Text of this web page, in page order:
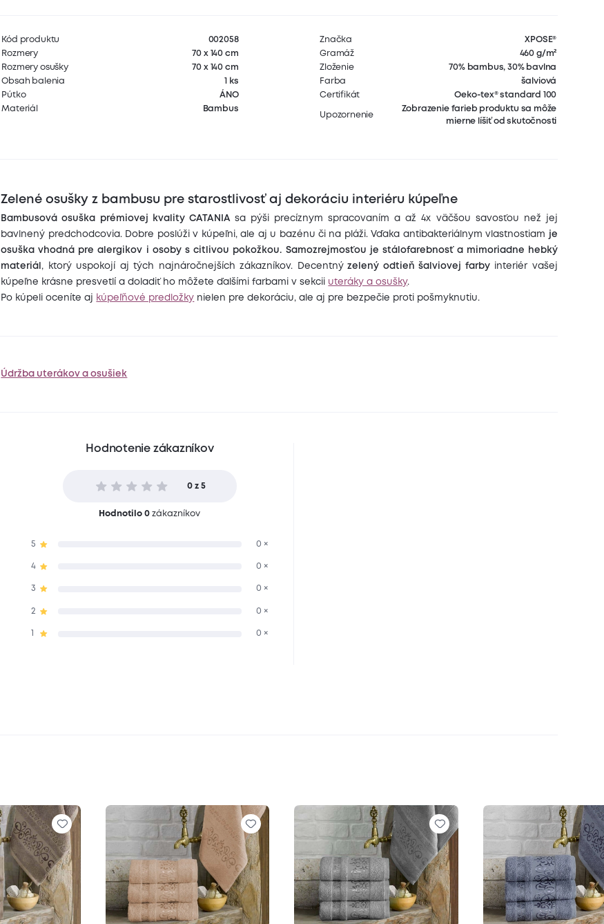
Kód produktu
002058
Rozmery
70 x 140 cm
Rozmery osušky
70 x 140 cm
Obsah balenia
1 ks
Pútko
ÁNO
Materiál
Bambus
Značka
XPOSE®
Gramáž
460 g/m²
Zloženie
70% bambus, 30% bavlna
Farba
šalviová
Certifikát
Oeko-tex® standard 100
Upozornenie
Zobrazenie farieb produktu sa môže
mierne líšiť od skutočnosti
Zelené osušky z bambusu pre starostlivosť aj dekoráciu interiéru kúpeľne
Bambusová osuška prémiovej kvality CATANIA sa pýši precíznym spracovaním a až 4x väčšou savosťou než jej
bavlnený predchodcovia. Dobre poslúži v kúpeľni, ale aj u bazénu či na pláži. Vďaka antibakteriálnym vlastnostiam je
osuška vhodná pre alergikov i osoby s citlivou pokožkou. Samozrejmosťou je stálofarebnosť a mimoriadne hebký
materiál , ktorý uspokojí aj tých najnáročnejších zákazníkov. Decentnýzelený odtieň šalviovej farbyinteriér vašej
kúpeľne krásne presvetlí a doladiť ho môžete ďalšími farbami v sekcii uteráky a osušky.
Po kúpeli oceníte aj kúpeľňové predložky nielen pre dekoráciu, ale aj pre bezpečie proti pošmyknutiu.
Údržba uterákov a osušiek
Hodnotenie zákazníkov
0 z 5
Hodnotilo 0 zákazníkov
5 0 ×
4 0 ×
3 0 ×
2 0 ×
0 ×